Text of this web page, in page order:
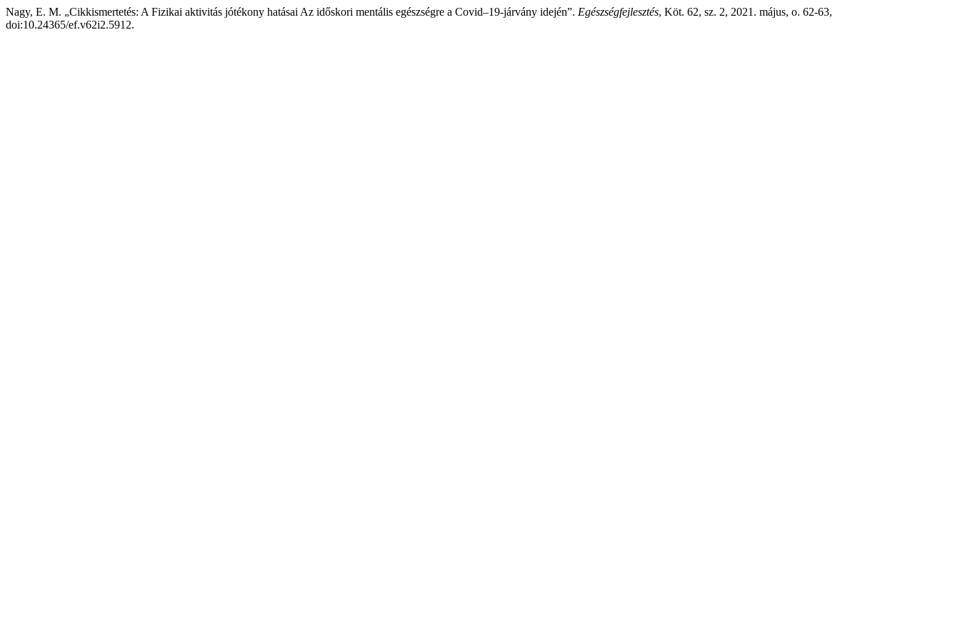
Nagy, E. M. „Cikkismertetés: A Fizikai aktivitás jótékony hatásai Az időskori mentális egészségre a Covid–19-járvány idején”. Egészségfejlesztés, Köt. 62, sz. 2, 2021. május, o. 62-63,
doi:10.24365/ef.v62i2.5912.